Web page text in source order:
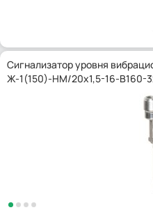
Сигнализатор уровня
Ж-1(150)-НМ/20x1,5-16-В160-